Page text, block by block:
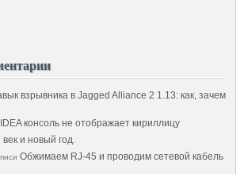
взрывника в Jagged Alliance 2 1.13: как, зачем
консоль не отображает кириллицу
и новый год.
Обжимаем RJ-45 и проводим сетевой кабель